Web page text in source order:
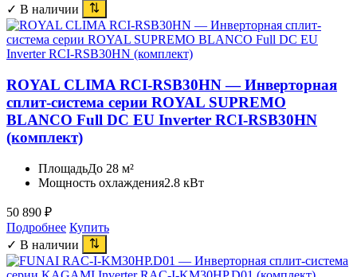
✓ В наличии
ROYAL CLIMA RCI-RSB30HN — Инверторная
сплит-система серии ROYAL SUPREMO
BLANCO Full DC EU Inverter RCI-RSB30HN
(комплект)
ПлощадьДо 28 м²
Мощность охлаждения2.8 кВт
50 890 ₽
Подробнее Купить
✓ В наличии